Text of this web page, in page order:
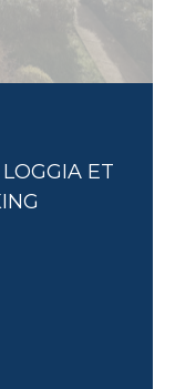
ET